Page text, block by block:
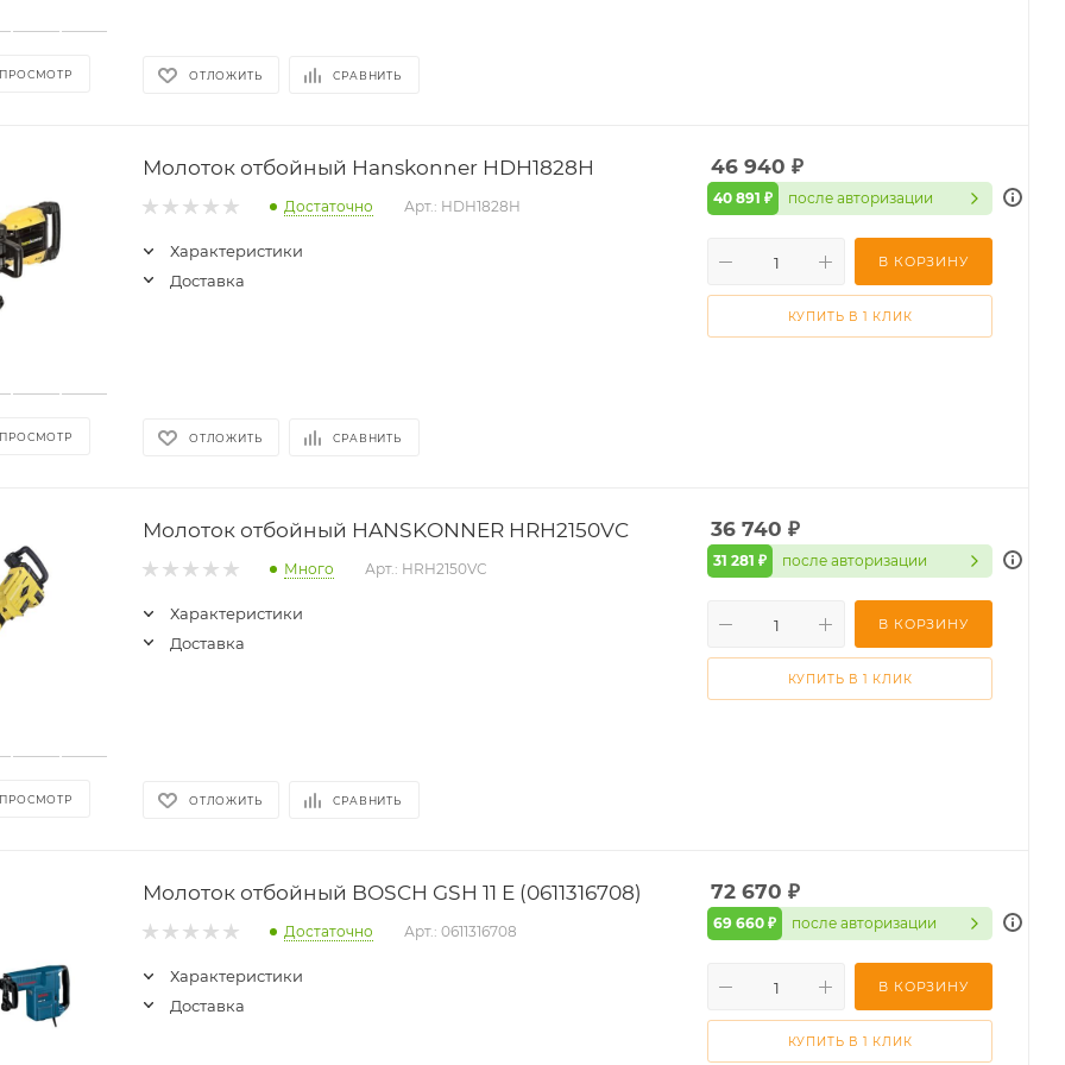
ОТЛОЖИТЬ СРАВНИТЬ
Молоток отбойный Hanskonner HDH1828H
Достаточно Арт.: HDH1828H
Характеристики
Доставка
ОТЛОЖИТЬ СРАВНИТЬ
46 940 ₽
40 891 ₽ после авторизации
В КОРЗИНУ
КУПИТЬ В 1 КЛИК
Молоток отбойный HANSKONNER HRH2150VC
Много Арт.: HRH2150VC
Характеристики
Доставка
ОТЛОЖИТЬ СРАВНИТЬ
36 740 ₽
31 281 ₽ после авторизации
В КОРЗИНУ
КУПИТЬ В 1 КЛИК
Молоток отбойный BOSCH GSH 11 E (0611316708)
Достаточно Арт.: 0611316708
Характеристики
Доставка
72 670 ₽
69 660 ₽ после авторизации
В КОРЗИНУ
КУПИТЬ В 1 КЛИК